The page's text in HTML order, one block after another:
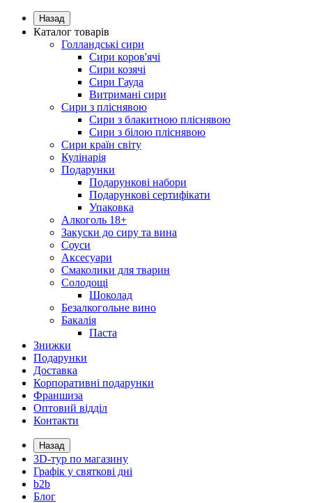
Назад
Каталог товарів
Голландські сири
Сири коров'ячі
Сири козячі
Сири Гауда
Витримані сири
Сири з пліснявою
Сири з блакитною пліснявою
Сири з білою пліснявою
Сири країн світу
Кулінарія
Подарунки
Подарункові набори
Подарункові сертифікати
Упаковка
Алкоголь 18+
Закуски до сиру та вина
Соуси
Аксесуари
Смаколики для тварин
Солодощі
Шоколад
Безалкогольне вино
Бакалія
Паста
Знижки
Подарунки
Доставка
Корпоративні подарунки
Франшиза
Оптовий відділ
Контакти
Назад
3D-тур по магазину
Графік у святкові дні
b2b
Блог